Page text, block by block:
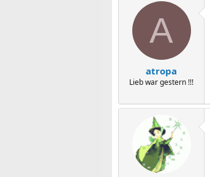
A
atropa
Lieb war gestern !!!